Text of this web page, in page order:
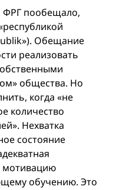
ФРГ пообещало,
Обещание
реализовать
общества. Но
когда «не
количество
Нехватка
состояние
мотивацию
обучению. Это